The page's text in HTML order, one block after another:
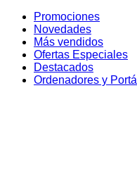
Promociones
Novedades
Más vendidos
Ofertas Especiales
Destacados
Ordenadores y